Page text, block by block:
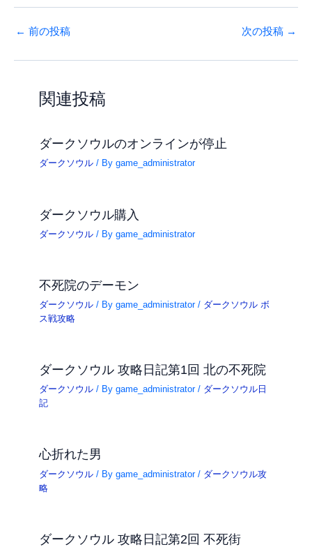
← 前の投稿 次の投稿 →
関連投稿
ダークソウルのオンラインが停止
ダークソウル / Bygame_administrator
ダークソウル購入
ダークソウル / Bygame_administrator
不死院のデーモン
ダークソウル / Bygame_administrator/ ダークソウル ボ
ス戦攻略
ダークソウル 攻略日記第1回 北の不死院
ダークソウル / Bygame_administrator/ ダークソウル日
記
心折れた男
ダークソウル / Bygame_administrator/ ダークソウル攻
略
ダークソウル 攻略日記第2回 不死街